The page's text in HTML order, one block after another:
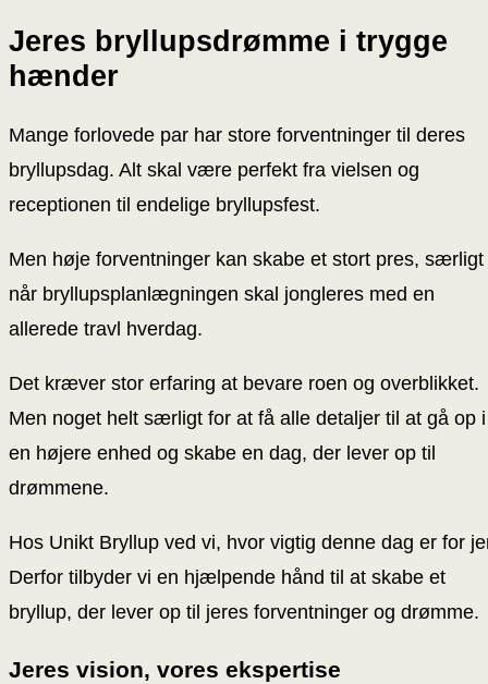
Jeres bryllupsdrømme i trygge
hænder
Mange forlovede par har store forventninger til deres
bryllupsdag. Alt skal være perfekt fra vielsen og
receptionen til endelige bryllupsfest.
Men høje forventninger kan skabe et stort pres, særligt
når bryllupsplanlægningen skal jongleres med en
allerede travl hverdag.
Det kræver stor erfaring at bevare roen og overblikket.
Men noget helt særligt for at få alle detaljer til at gå op i
en højere enhed og skabe en dag, der lever op til
drømmene.
Hos Unikt Bryllup ved vi, hvor vigtig denne dag er for
Derfor tilbyder vi en hjælpende hånd til at skabe et
bryllup, der lever op til jeres forventninger og drømme.
Jeres vision, vores ekspertise